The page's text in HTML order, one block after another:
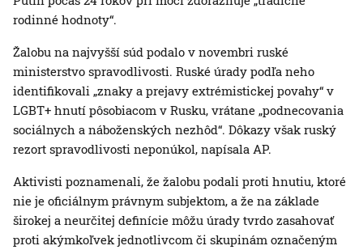
rodinné hodnoty“.
Žalobu na najvyšší súd podalo v novembri ruské
ministerstvo spravodlivosti. Ruské úrady podľa neho
identifikovali „znaky a prejavy extrémistickej povahy“ v
LGBT+ hnutí pôsobiacom v Rusku, vrátane „podnecovania
sociálnych a náboženských nezhôd“. Dôkazy však ruský
rezort spravodlivosti neponúkol, napísala AP.
Aktivisti poznamenali, že žalobu podali proti hnutiu, ktoré
nie je oficiálnym právnym subjektom, a že na základe
širokej a neurčitej definície môžu úrady tvrdo zasahovať
proti akýmkoľvek jednotlivcom či skupinám označeným